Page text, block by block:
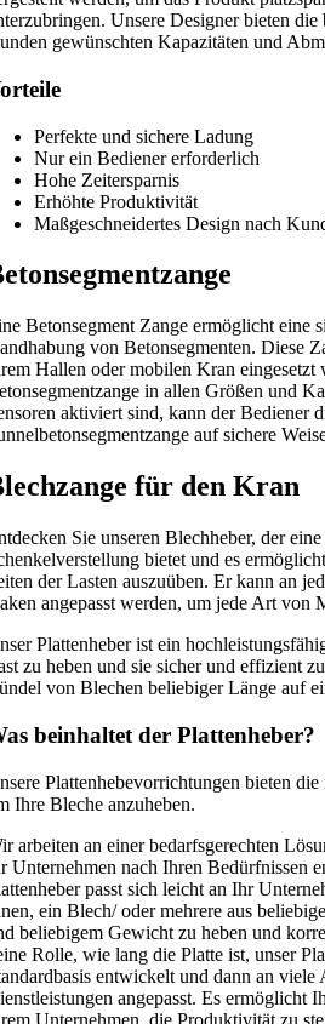
Unsere Designer bieten
gewünschten Kapazitäten und
Perfekte und sichere Ladung
Nur ein Bediener erforderlich
Hohe Zeitersparnis
Erhöhte Produktivität
Maßgeschneidertes Design nach
Betonsegment Zange ermöglicht eine
von Betonsegmenten. Diese
Hallen oder mobilen Kran eingesetzt
in allen Größen und
aktiviert sind, kann der Bediener
auf sichere
für den Kran
Sie unseren Blechheber, der
bietet und es
der Lasten auszuüben. Er kann an
angepasst werden, um jede Art von
Plattenheber ist ein
zu heben und sie sicher und effizient
von Blechen beliebiger Länge auf
beinhaltet der Plattenheber?
Plattenhebevorrichtungen bieten
Ihre Bleche anzuheben.
arbeiten an einer bedarfsgerechten
Unternehmen nach Ihren Bedürfnissen
passt sich leicht an Ihr
ein Blech/ oder mehrere aus
beliebigem Gewicht zu heben und
Rolle, wie lang die Platte ist, unser
entwickelt und dann an
angepasst. Es ermöglicht
Unternehmen, die Produktivität zu